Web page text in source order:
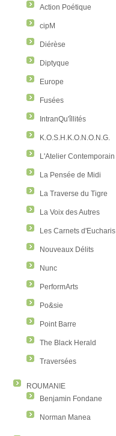
Action Poétique
cipM
Diérèse
Diptyque
Europe
Fusées
IntranQu'îllités
K.O.S.H.K.O.N.O.N.G.
L'Atelier Contemporain
La Pensée de Midi
La Traverse du Tigre
La Voix des Autres
Les Carnets d'Eucharis
Nouveaux Délits
Nunc
PerformArts
Po&sie
Point Barre
The Black Herald
Traversées
ROUMANIE
Benjamin Fondane
Norman Manea